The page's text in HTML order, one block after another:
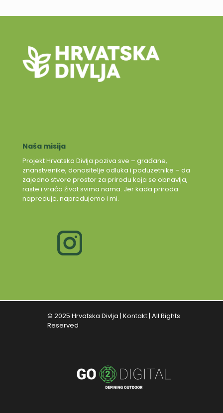
Naša misija
Projekt Hrvatska Divlja poziva sve – građane,
znanstvenike, donositelje odluka i poduzetnike – da
zajedno stvore prostor za prirodu koja se obnavlja,
raste i vraća život svima nama. Jer kada priroda
napreduje, napredujemo i mi.
© 2025 Hrvatska Divlja | Kontakt| All Rights
Reserved